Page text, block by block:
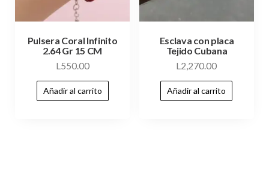
Pulsera Coral Infinito
2.64 Gr 15 CM
L550.00
Añadir al carrito
Esclava con placa
Tejido Cubana
L2,270.00
Añadir al carrito